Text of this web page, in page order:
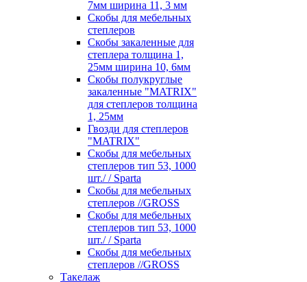
7мм ширина 11, 3 мм
Скобы для мебельных
степлеров
Скобы закаленные для
степлера толщина 1,
25мм ширина 10, 6мм
Скобы полукруглые
закаленные "MATRIX"
для степлеров толщина
1, 25мм
Гвозди для степлеров
"MATRIX"
Скобы для мебельных
степлеров тип 53, 1000
шт./ / Sparta
Скобы для мебельных
степлеров //GROSS
Скобы для мебельных
степлеров тип 53, 1000
шт./ / Sparta
Скобы для мебельных
степлеров //GROSS
Такелаж